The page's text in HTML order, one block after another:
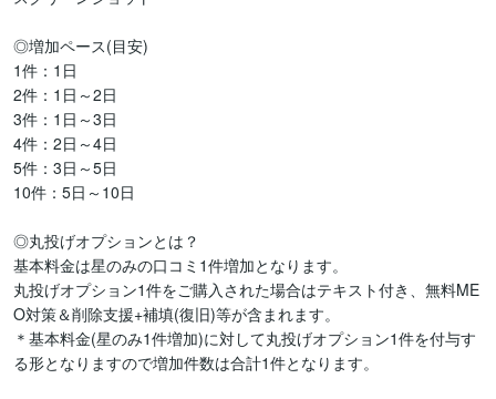
◎増加ペース(目安)
1件：1日
2件：1日～2日
3件：1日～3日
4件：2日～4日
5件：3日～5日
10件：5日～10日
◎丸投げオプションとは？
基本料金は星のみの口コミ1件増加となります。
丸投げオプション1件をご購入された場合はテキスト付き、無料ME
O対策＆削除支援+補填(復旧)等が含まれます。
＊基本料金(星のみ1件増加)に対して丸投げオプション1件を付与す
る形となりますので増加件数は合計1件となります。